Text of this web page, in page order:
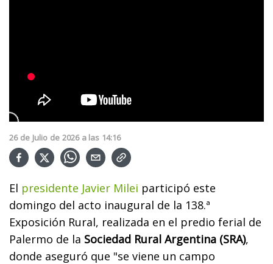
26 de Julio de 2026 a las 14:16
El presidente Javier Milei participó este
domingo del acto inaugural de la 138.ª
Exposición Rural, realizada en el predio ferial de
Palermo de la Sociedad Rural Argentina (SRA),
donde aseguró que "se viene un campo